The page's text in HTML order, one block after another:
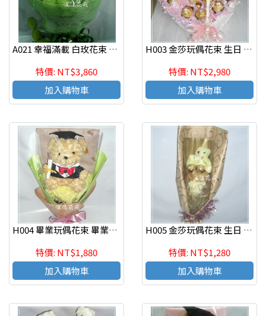
A021 幸福滿載 白玫花束 情人節花束
特價: NT$3,860
加入購物車
H003 金莎玩偶花束 生日 情人節花束
特價: NT$2,980
加入購物車
H004 畢業玩偶花束 畢業花禮
特價: NT$1,880
加入購物車
H005 金莎玩偶花束 生日 畢業團購花禮
特價: NT$1,280
加入購物車